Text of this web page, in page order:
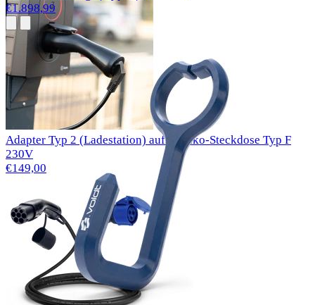
Adapter Typ 2 (Ladestation) auf Schuko-Steckdose Typ F
230V
€149,00
€1.898,99